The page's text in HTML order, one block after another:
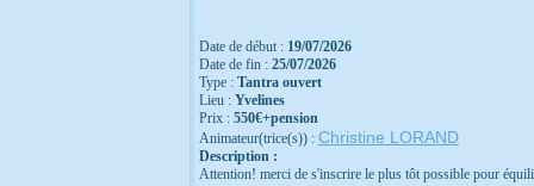
Date de début : 19/07/2026
Date de fin : 25/07/2026
Type : Tantra ouvert
Lieu : Yvelines
Prix : 550€+pension
Animateur(trice(s)) : Christine LORAND
Description :
Attention! merci de s'inscrire le plus tôt possible pour